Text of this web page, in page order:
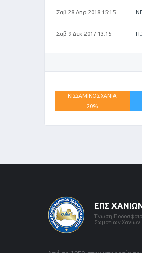
Σαβ 28 Απρ 2018 15:15
Σαβ 9 Δεκ 2017 13:15
ΚΙΣΣΑΜΙΚΟΣ ΧΑΝΙΑ
20%
ΕΠΣ
Ένωση
Σωματίων Χανίων